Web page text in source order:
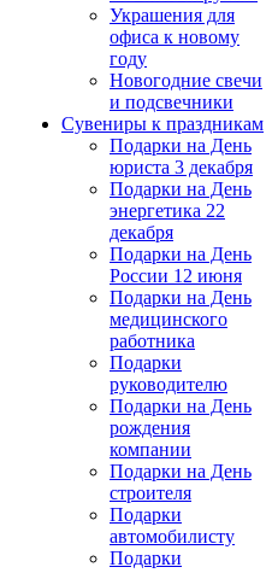
Украшения для
офиса к новому
году
Новогодние свечи
и подсвечники
Сувениры к праздникам
Подарки на День
юриста 3 декабря
Подарки на День
энергетика 22
декабря
Подарки на День
России 12 июня
Подарки на День
медицинского
работника
Подарки
руководителю
Подарки на День
рождения
компании
Подарки на День
строителя
Подарки
автомобилисту
Подарки